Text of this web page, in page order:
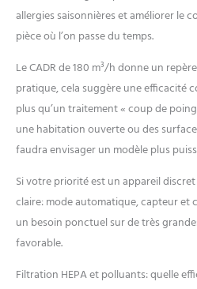
ta
salon
pour
d'air à
sa
ta
allergies saisonnières et améliorer le
pièce où l’on passe du temps.
Le CADR de 180 m³/h donne un
pratique, cela suggère une efficacité
plus qu’un traitement « coup de
une habitation ouverte ou des
faudra envisager un modèle plus
Si votre priorité est un appareil
claire: mode automatique, capteur et
un besoin ponctuel sur de très
favorable.
Filtration HEPA et polluants: quelle